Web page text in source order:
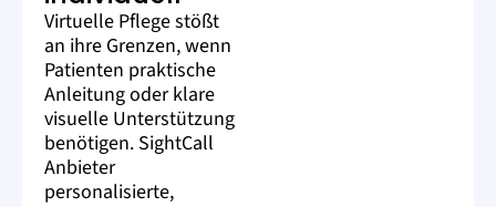
Virtuelle Pflege stößt
an ihre Grenzen, wenn
Patienten praktische
Anleitung oder klare
visuelle Unterstützung
benötigen. SightCall
Anbieter
personalisierte,